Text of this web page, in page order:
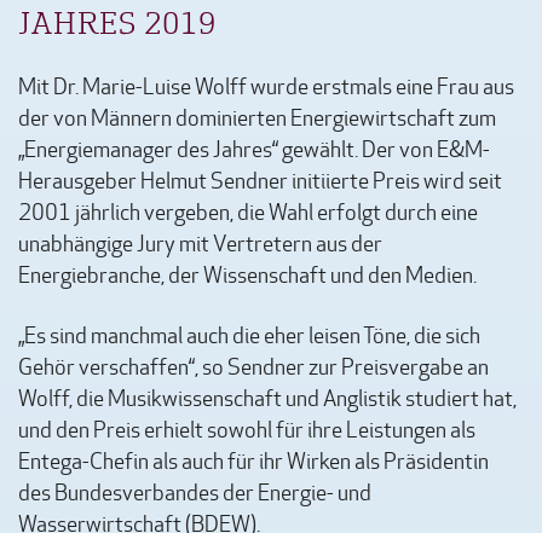
JAHRES 2019
Mit Dr. Marie-Luise Wolff wurde erstmals eine Frau aus
der von Männern dominierten Energiewirtschaft zum
„Energiemanager des Jahres“ gewählt. Der von E&M-
Herausgeber Helmut Sendner initiierte Preis wird seit
2001 jährlich vergeben, die Wahl erfolgt durch eine
unabhängige Jury mit Vertretern aus der
Energiebranche, der Wissenschaft und den Medien.
„Es sind manchmal auch die eher leisen Töne, die sich
Gehör verschaffen“, so Sendner zur Preisvergabe an
Wolff, die Musikwissenschaft und Anglistik studiert hat,
und den Preis erhielt sowohl für ihre Leistungen als
Entega-Chefin als auch für ihr Wirken als Präsidentin
des Bundesverbandes der Energie- und
Wasserwirtschaft (BDEW).